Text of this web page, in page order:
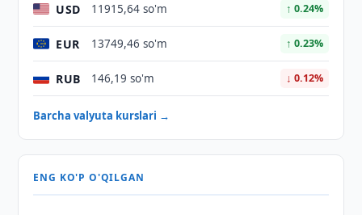
USD 11915,64 so'm ↑ 0.24%
EUR 13749,46 so'm ↑ 0.23%
RUB 146,19 so'm ↓ 0.12%
Barcha valyuta kurslari →
ENG KO'P O'QILGAN